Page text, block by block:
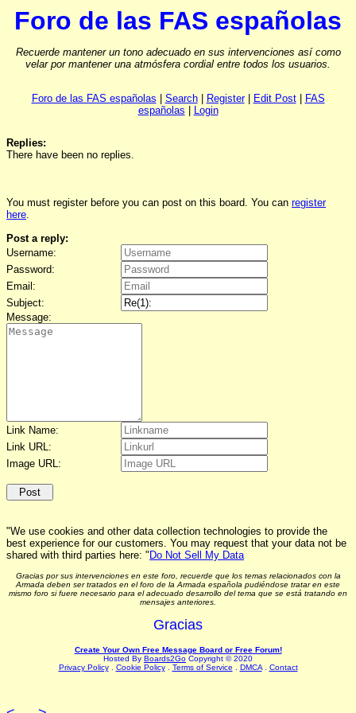
Foro de las FAS españolas
Recuerde mantener un tono adecuado en sus intervenciones así como
velar por mantener una atmósfera cordial entre todos los usuarios.
Foro de las FAS españolas Search| Register| Edit Post|
FAS
españolas
Login
Replies:
There have been no replies.
You must register before you can post on this board. You can register
here.
Post a reply:
Username:
Password:
Email:
Subject:
Message:
Link Name:
Link URL:
Image URL:
"We use cookies and other data collection technologies to provide the
best experience for our customers. You may request that your data not be
shared with third parties here: " Do Not Sell My Data
Gracias por sus intervenciones en este foro, recuerde que los temas relacionados con la
Armada deben ser tratados en el foro de la Armada española pudiéndose tratar en este
mismo foro si fuere necesario para el adecuado desarrollo del tema que se está tratando en
mensajes anteriores.
Gracias
Create Your Own Free Message Board or Free Forum!
Hosted By Boards2Go Copyright © 2020
Privacy Policy. Cookie Policy. Terms of Service DMCA. Contact